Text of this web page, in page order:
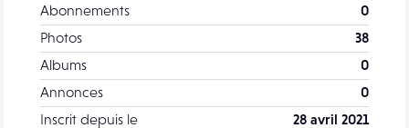
Abonnements
0
Photos
38
Albums
0
Annonces
0
Inscrit depuis le
28 avril 2021